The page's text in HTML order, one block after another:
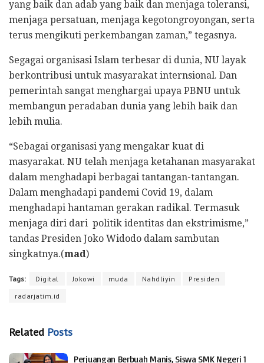
yang baik dan adab yang baik dan menjaga toleransi,
menjaga persatuan, menjaga kegotongroyongan, serta
terus mengikuti perkembangan zaman,” tegasnya.
Segagai organisasi Islam terbesar di dunia, NU layak
berkontribusi untuk masyarakat internsional. Dan
pemerintah sangat menghargai upaya PBNU untuk
membangun peradaban dunia yang lebih baik dan
lebih mulia.
“Sebagai organisasi yang mengakar kuat di
masyarakat. NU telah menjaga ketahanan masyarakat
dalam menghadapi berbagai tantangan-tantangan.
Dalam menghadapi pandemi Covid 19, dalam
menghadapi hantaman gerakan radikal. Termasuk
menjaga diri dari politik identitas dan ekstrimisme,”
tandas Presiden Joko Widodo dalam sambutan
singkatnya.(mad)
Tags: Digital Jokowi muda Nahdliyin
Presiden
radarjatim.id
Related Posts
Perjuangan Berbuah Manis, Siswa SMK Negeri 1